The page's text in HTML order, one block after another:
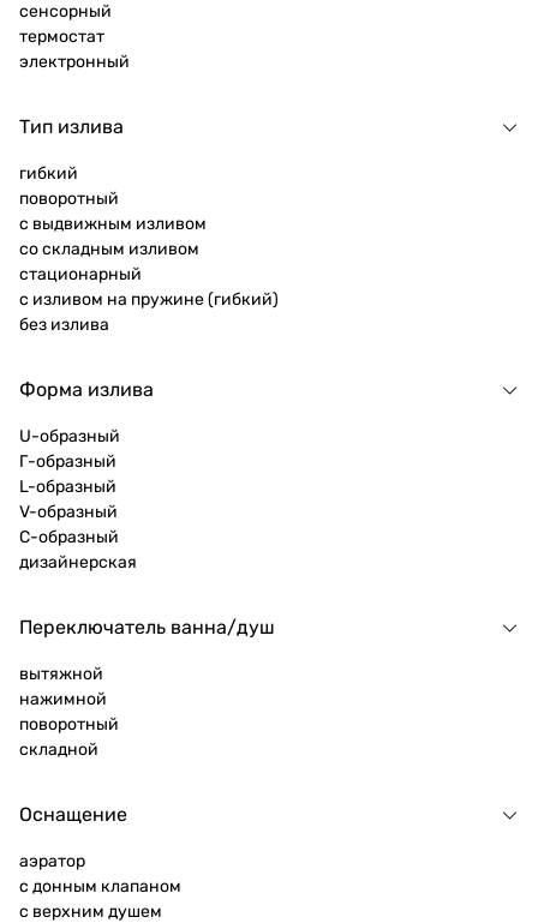
сенсорный
термостат
электронный
Тип излива
гибкий
поворотный
с выдвижным изливом
со складным изливом
стационарный
с изливом на пружине (гибкий)
без излива
Форма излива
U-образный
Г-образный
L-образный
V-образный
C-образный
дизайнерская
Переключатель ванна/душ
вытяжной
нажимной
поворотный
складной
Оснащение
аэратор
с донным клапаном
с верхним душем